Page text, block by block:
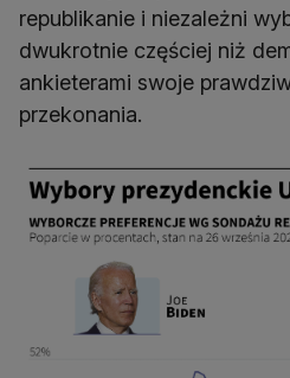
republikanie i niezależni
dwukrotnie częściej niż
ankieterami swoje
przekonania.